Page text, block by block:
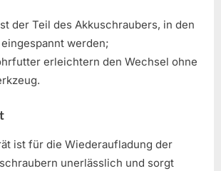
der Teil des Akkuschraubers, in den
werden;
erleichtern den Wechsel ohne
ist für die Wiederaufladung der
unerlässlich und sorgt